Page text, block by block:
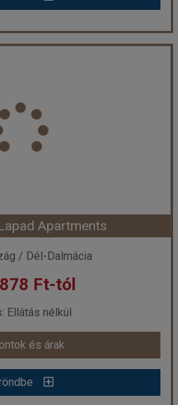
- Mobile Homes
Zaton
Egyénileg
Ellátás nélkül
Hotel ****
09-16 | 3 éj
Ft-tól
és árak
Apartments
/ Dél-Dalmácia
Ft-tól
Ellátás nélkül
és árak